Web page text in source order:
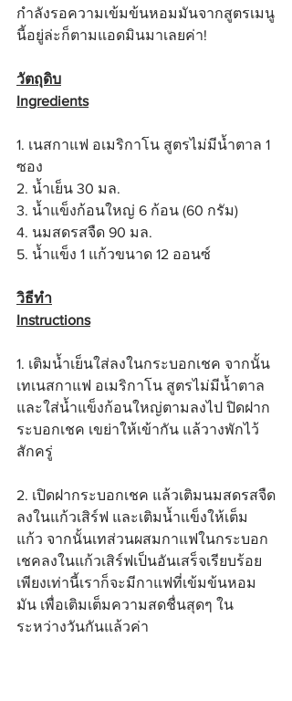
กำลังรอความเข้มข้นหอมมันจากสูตรเมนู
นี้อยู่ล่ะก็ตามแอดมินมาเลยค่า!
วัตถุดิบ
Ingredients
1. เนสกาแฟ อเมริกาโน สูตรไม่มีน้ำตาล 1
ซอง
2. น้ำเย็น 30 มล.
3. น้ำแข็งก้อนใหญ่ 6 ก้อน (60 กรัม)
4. นมสดรสจืด 90 มล.
5. น้ำแข็ง 1 แก้วขนาด 12 ออนซ์
วิธีทำ
Instructions
1. เติมน้ำเย็นใส่ลงในกระบอกเชค จากนั้น
เทเนสกาแฟ อเมริกาโน สูตรไม่มีน้ำตาล
และใส่น้ำแข็งก้อนใหญ่ตามลงไป ปิดฝาก
ระบอกเชค เขย่าให้เข้ากัน แล้วางพักไว้
สักครู่
2. เปิดฝากระบอกเชค แล้วเติมนมสดรสจืด
ลงในแก้วเสิร์ฟ และเติมน้ำแข็งให้เต็ม
แก้ว จากนั้นเทส่วนผสมกาแฟในกระบอก
เชคลงในแก้วเสิร์ฟเป็นอันเสร็จเรียบร้อย
เพียงเท่านี้เราก็จะมีกาแฟที่เข้มข้นหอม
มัน เพื่อเติมเต็มความสดชื่นสุดๆ ใน
ระหว่างวันกันแล้วค่า